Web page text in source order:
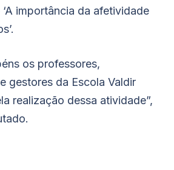
importância da afetividade
os professores,
gestores da Escola Valdir
realização dessa atividade”,